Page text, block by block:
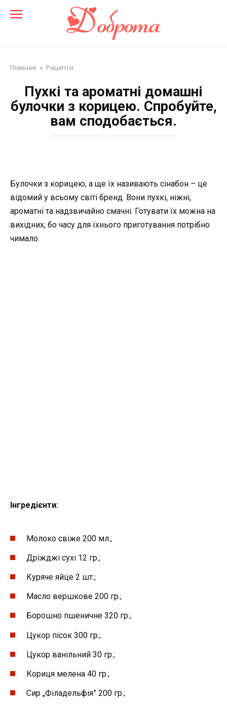
Главная » Рецепти
Пухкі та ароматні домашні
булочки з корицею. Спробуйте,
вам сподобається.
Булочки з корицею, а ще їх називають сінабон – це
відомий у всьому світі бренд. Вони пухкі, ніжні,
ароматні та надзвичайно смачні. Готувати їх можна на
вихідних, бо часу для їхнього приготування потрібно
чимало.
Інгредієнти:
Молоко свіже 200 мл.;
Дріжджі сухі 12 гр.;
Куряче яйце 2 шт.;
Масло вершкове 200 гр.;
Борошно пшеничне 320 гр.;
Цукор пісок 300 гр.;
Цукор ванільний 30 гр.;
Кориця мелена 40 гр.;
Сир „Філадельфія” 200 гр.;